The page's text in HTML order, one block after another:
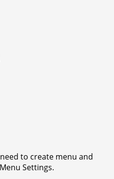
to create menu and
Settings.